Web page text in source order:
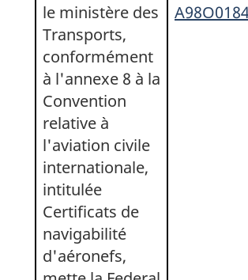
le ministère des
Transports,
conformément
à l'annexe 8 à la
Convention
relative à
l'aviation civile
internationale,
intitulée
Certificats de
navigabilité
d'aéronefs,